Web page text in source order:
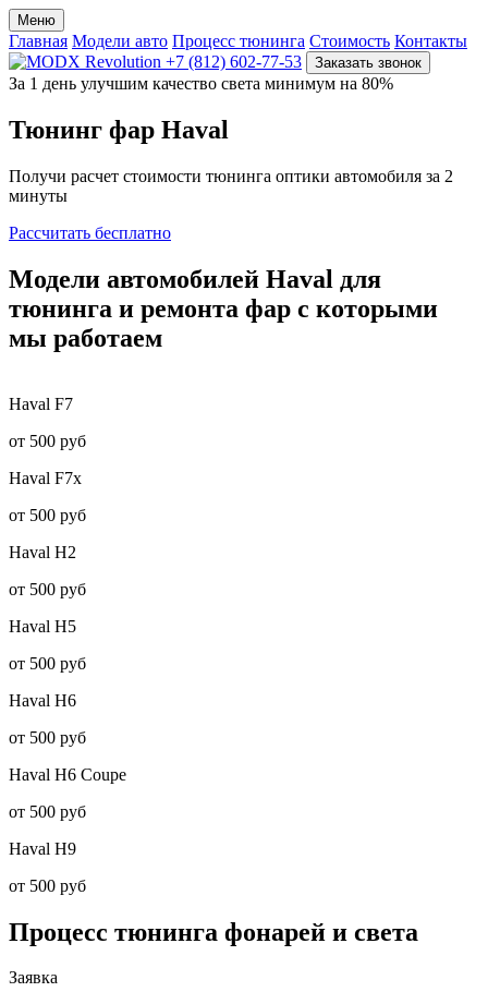
Меню
Главная Модели авто Процесс тюнинга Стоимость Контакты
+7 (812) 602-77-53
Заказать звонок
За 1 день улучшим качество света минимум на 80%
Тюнинг фар Haval
Получи расчет стоимости тюнинга оптики автомобиля за 2
минуты
Рассчитать бесплатно
Модели автомобилей Haval для
тюнинга и ремонта фар с которыми
мы работаем
Haval F7
от 500 руб
Haval F7x
от 500 руб
Haval H2
от 500 руб
Haval H5
от 500 руб
Haval H6
от 500 руб
Haval H6 Coupe
от 500 руб
Haval H9
от 500 руб
Процесс тюнинга фонарей и света
Заявка